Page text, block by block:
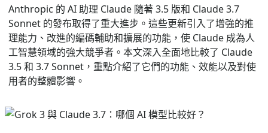
Anthropic 的 AI 助理 Claude 隨著 3.5 版和 Claude 3.7
Sonnet 的發布取得了重大進步。這些更新引入了增強的推
理能力、改進的編碼輔助和擴展的功能，使 Claude 成為人
工智慧領域的強大競爭者。本文深入全面地比較了 Claude
3.5 和 3.7 Sonnet，重點介紹了它們的功能、效能以及對使
用者的整體影響。